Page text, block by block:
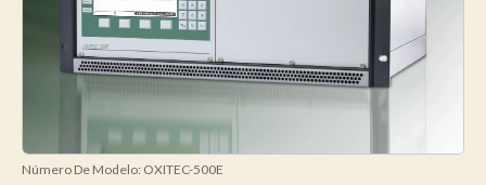
Número De Modelo: OXITEC-500E